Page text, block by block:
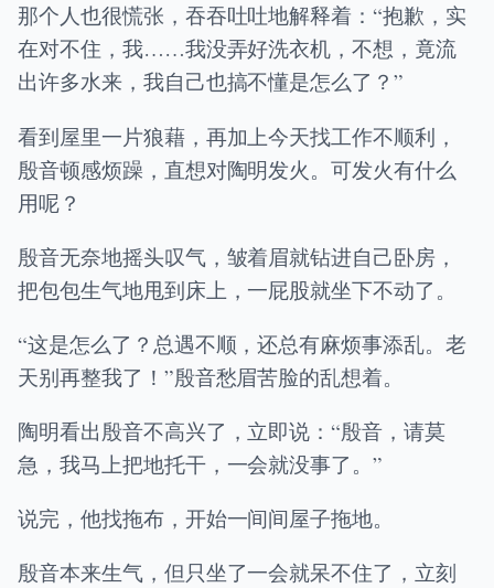
那个人也很慌张，吞吞吐吐地解释着：“抱歉，实
在对不住，我……我没弄好洗衣机，不想，竟流
出许多水来，我自己也搞不懂是怎么了？”
看到屋里一片狼藉，再加上今天找工作不顺利，
殷音顿感烦躁，直想对陶明发火。可发火有什么
用呢？
殷音无奈地摇头叹气，皱着眉就钻进自己卧房，
把包包生气地甩到床上，一屁股就坐下不动了。
“这是怎么了？总遇不顺，还总有麻烦事添乱。老
天别再整我了！”殷音愁眉苦脸的乱想着。
陶明看出殷音不高兴了，立即说：“殷音，请莫
急，我马上把地托干，一会就没事了。”
说完，他找拖布，开始一间间屋子拖地。
殷音本来生气，但只坐了一会就呆不住了，立刻